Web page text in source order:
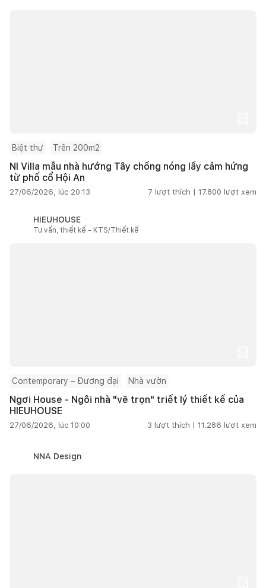
Biệt thự Trên 200m2
NI Villa mẫu nhà hướng Tây chống nóng lấy cảm hứng
từ phố cổ Hội An
27/06/2026, lúc 20:13 7 lượt thích | 17.800 lượt xem
HIEUHOUSE
Tư vấn, thiết kế - KTS/Thiết kế
Contemporary – Đương đại Nhà vườn
Ngơi House - Ngôi nhà "vẽ trọn" triết lý thiết kế của
HIEUHOUSE
27/06/2026, lúc 10:00 3 lượt thích | 11.286 lượt xem
NNA Design